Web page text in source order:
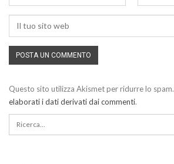
Questo sito utilizza Akismet per ridurre lo spam.
elaborati i dati derivati dai commenti.